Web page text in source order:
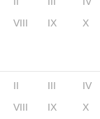
VIII IX X
II III IV
VIII IX X